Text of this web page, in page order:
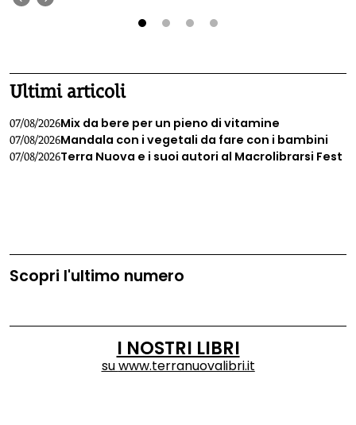
chiede il ripristino di limiti di legge più bassi.
Ultimi articoli
07/08/2026Mix da bere per un pieno di vitamine
07/08/2026Mandala con i vegetali da fare con i bambini
07/08/2026Terra Nuova e i suoi autori al Macrolibrarsi Fest
Scopri l'ultimo numero
I NOSTRI LIBRI
suwww.terranuovalibri.it